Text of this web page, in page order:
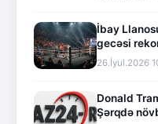
İbay
gecəsi
26.İyul.2026
Donald
Şərqdə